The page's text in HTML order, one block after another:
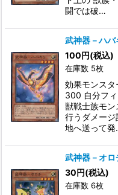
闘では破…
武神器－ハバ
100円(税込)
在庫数 5枚
効果モンス
300 自分フ
獣戦士族モ
行うダメー
地へ送って
武神器－オロ
30円(税込)
在庫数 6枚